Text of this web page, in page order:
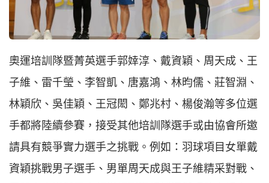
奧運培訓隊暨菁英選手郭婞淳、戴資穎、周天成、王
子維、雷千瑩、李智凱、唐嘉鴻、林昀儒、莊智淵、
林穎欣、吳佳穎、王冠閎、鄭兆村、楊俊瀚等多位選
手都將陸續參賽，接受其他培訓隊選手或由協會所邀
請具有競爭實力選手之挑戰。例如：羽球項目女單戴
資穎挑戰男子選手、男單周天成與王子維精采對戰、